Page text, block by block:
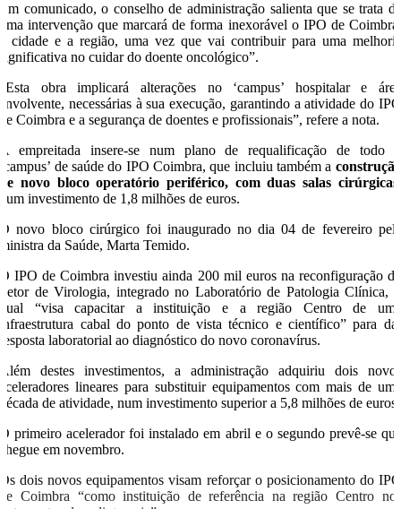
Em comunicado, o conselho de administração salienta que se trata de
uma intervenção que marcará de forma inexorável o IPO de Coimbra,
a cidade e a região, uma vez que vai contribuir para uma melhoria
significativa no cuidar do doente oncológico”.
“Esta obra implicará alterações no ‘campus’ hospitalar e área
envolvente, necessárias à sua execução, garantindo a atividade do IPO
de Coimbra e a segurança de doentes e profissionais”, refere a nota.
A empreitada insere-se num plano de requalificação de todo o
‘campus’ de saúde do IPO Coimbra, que incluiu também a construção
de novo bloco operatório periférico, com duas salas cirúrgicas
num investimento de 1,8 milhões de euros.
O novo bloco cirúrgico foi inaugurado no dia 04 de fevereiro pela
ministra da Saúde, Marta Temido.
O IPO de Coimbra investiu ainda 200 mil euros na reconfiguração do
Setor de Virologia, integrado no Laboratório de Patologia Clínica, o
qual “visa capacitar a instituição e a região Centro de uma
infraestrutura cabal do ponto de vista técnico e científico” para dar
resposta laboratorial ao diagnóstico do novo coronavírus.
Além destes investimentos, a administração adquiriu dois novos
aceleradores lineares para substituir equipamentos com mais de uma
década de atividade, num investimento superior a 5,8 milhões de euros.
O primeiro acelerador foi instalado em abril e o segundo prevê-se que
chegue em novembro.
Os dois novos equipamentos visam reforçar o posicionamento do IPO
de Coimbra “como instituição de referência na região Centro nos